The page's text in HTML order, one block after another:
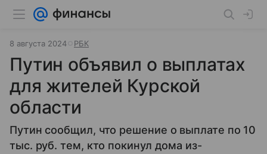
8 августа 2024 РБК
Путин объявил о выплатах
для жителей Курской
области
Путин сообщил, что решение о выплате по 10
тыс. руб. тем, кто покинул дома из-